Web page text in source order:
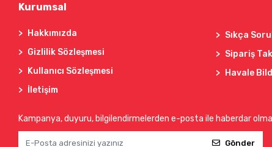
Kurumsal
Hakkımızda
Gizlilik Sözleşmesi
Kullanıcı Sözleşmesi
İletişim
Sıkça
Sipariş
Havale
Kampanya, duyuru, bilgilendirmelerden e-posta ile haberdar
Gönder